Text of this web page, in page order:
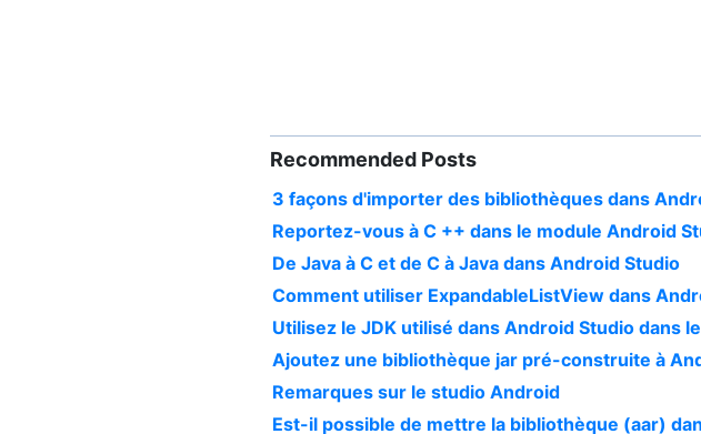
Recommended Posts
3 façons d'importer des bibliothèques dans
Reportez-vous à C ++ dans le module Android
De Java à C et de C à Java dans Android Studio
Comment utiliser ExpandableListView dans
Utilisez le JDK utilisé dans Android Studio dans
Ajoutez une bibliothèque jar pré-construite à
Remarques sur le studio Android
Est-il possible de mettre la bibliothèque (aar)